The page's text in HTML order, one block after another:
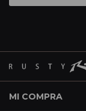
MI COMPRA